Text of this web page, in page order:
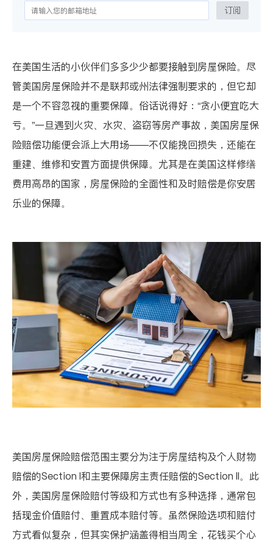
订阅
在美国生活的小伙伴们多多少少都要接触到房屋保险。尽
管美国房屋保险并不是联邦或州法律强制要求的，但它却
是一个不容忽视的重要保障。俗话说得好： “贪小便宜吃大
亏。 ”一旦遇到火灾、水灾、盗窃等房产事故，美国房屋保
险赔偿功能便会派上大用场——不仅能挽回损失，还能在
重建、维修和安置方面提供保障。尤其是在美国这样修缮
费用高昂的国家，房屋保险的全面性和及时赔偿是你安居
乐业的保障。
美国房屋保险赔偿范围主要分为注于房屋结构及个人财物
赔偿的Section I和主要保障房主责任赔偿的Section II。此
外，美国房屋保险赔付等级和方式也有多种选择，通常包
括现金价值赔付、重置成本赔付等。虽然保险选项和赔付
方式看似复杂，但其实保护涵盖得相当周全，花钱买个心